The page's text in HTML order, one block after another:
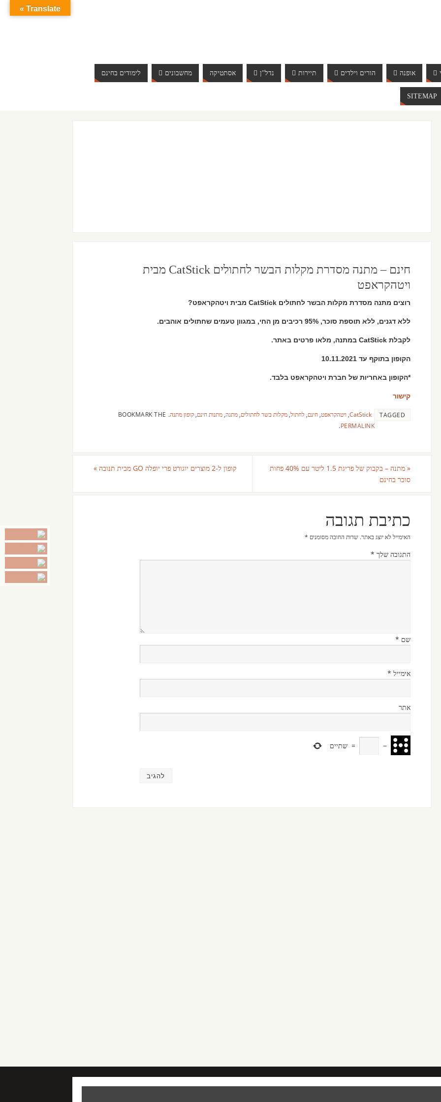
אופנה הורים וילדים תיירות נדל"ן אסתטיקה מחשבונים לימודים בחינם
SITEMAP
חינם – מתנה מסדרת מקלות הבשר לחתולים CatStick מבית
ויטהקראפט
רוצים מתנה מסדרת מקלות הבשר לחתולים CatStick מבית ויטהקראפט?
ללא דגנים, ללא תוספת סוכר, 95% רכיבים מן החי, במגוון טעמים שחתולים אוהבים.
לקבלת CatStick במתנה, מלאו פרטים באתר.
הקופון בתוקף עד 10.11.2021
*הקופון באחריות של חברת ויטהקראפט בלבד.
קישור
TAGGED
CatStick ויטהקראפט חינם לחתול מקלות בשר לחתולים מתנה מתנות חינם קופון מתנה.
PERMALINK
.
«
מתנה – בקבוק של פריגת 1.5 ליטר עם 40% פחות
סוכר בחינם
קופון ל-2 מוצרים יוגורט פרי יופלה GO מבית תנובה »
כתיבת תגובה
האימייל לא יוצג באתר. שדות החובה מסומנים *
התגובה שלך *
שם *
אימייל *
אתר
−
= שתיים
Translate »